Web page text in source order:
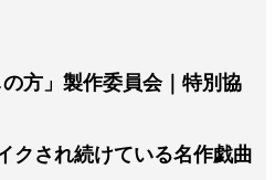
方」製作委員会｜特別協
クされ続けている名作戯曲